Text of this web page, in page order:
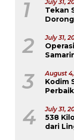
1 July 31,
Tekan
2 July 31,
3 August
Kodim
4 July 31,
538
dari